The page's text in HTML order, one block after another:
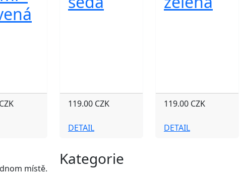
119.00 CZK
DETAIL
119.00 CZK
DETAIL
místě.
Kategorie